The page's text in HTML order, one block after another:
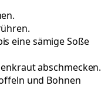
eine sämige Soße
abschmecken.
und Bohnen